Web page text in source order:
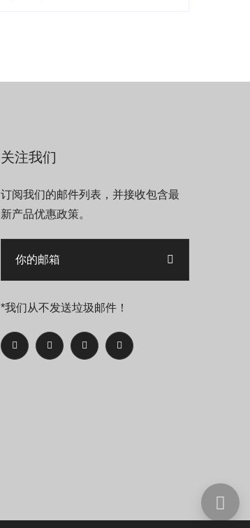
关注我们
订阅我们的邮件列表，并接收包含最
新产品优惠政策。
*我们从不发送垃圾邮件！